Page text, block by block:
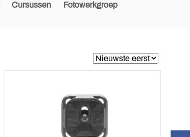
Cursussen
Fotowerkgroep